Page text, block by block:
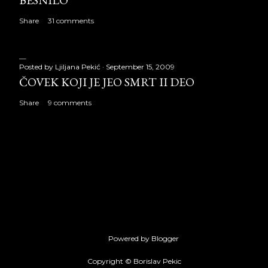
Share 31 comments
Posted by Ljiljana Pekić September 15, 2009
ČOVEK KOJI JE JEO SMRT II DEO
Share 9 comments
Powered by Blogger
Copyright © Borislav Pekic